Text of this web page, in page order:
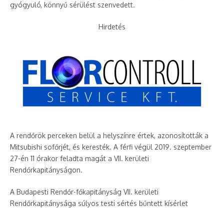
gyógyuló, könnyű sérülést szenvedett.
Hirdetés
A rendőrök perceken belül a helyszínre értek, azonosították a
Mitsubishi sofőrjét, és keresték. A férfi végül 2019. szeptember
27-én 11 órakor feladta magát a VII. kerületi
Rendőrkapitányságon.
A Budapesti Rendőr-főkapitányság VII. kerületi
Rendőrkapitánysága súlyos testi sértés bűntett kísérlet